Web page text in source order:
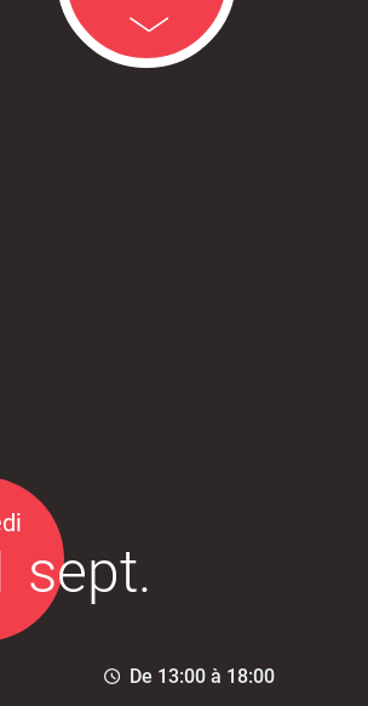
Demande d'occupation de
sept.
De 13:00à 18:00